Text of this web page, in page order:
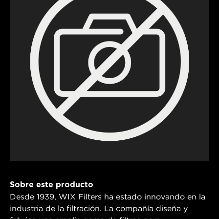
Sobre este producto
Desde 1939, WIX Filters ha estado innovando en la
industria de la filtración. La compañía diseña y